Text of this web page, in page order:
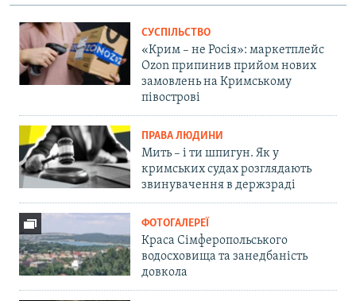
СУСПІЛЬСТВО
«Крим – не Росія»: маркетплейс
Ozon припинив прийом нових
замовлень на Кримському
півострові
ПРАВА ЛЮДИНИ
Мить – і ти шпигун. Як у
кримських судах розглядають
звинувачення в держзраді
ФОТОГАЛЕРЕЇ
Краса Сімферопольського
водосховища та занедбаність
довкола